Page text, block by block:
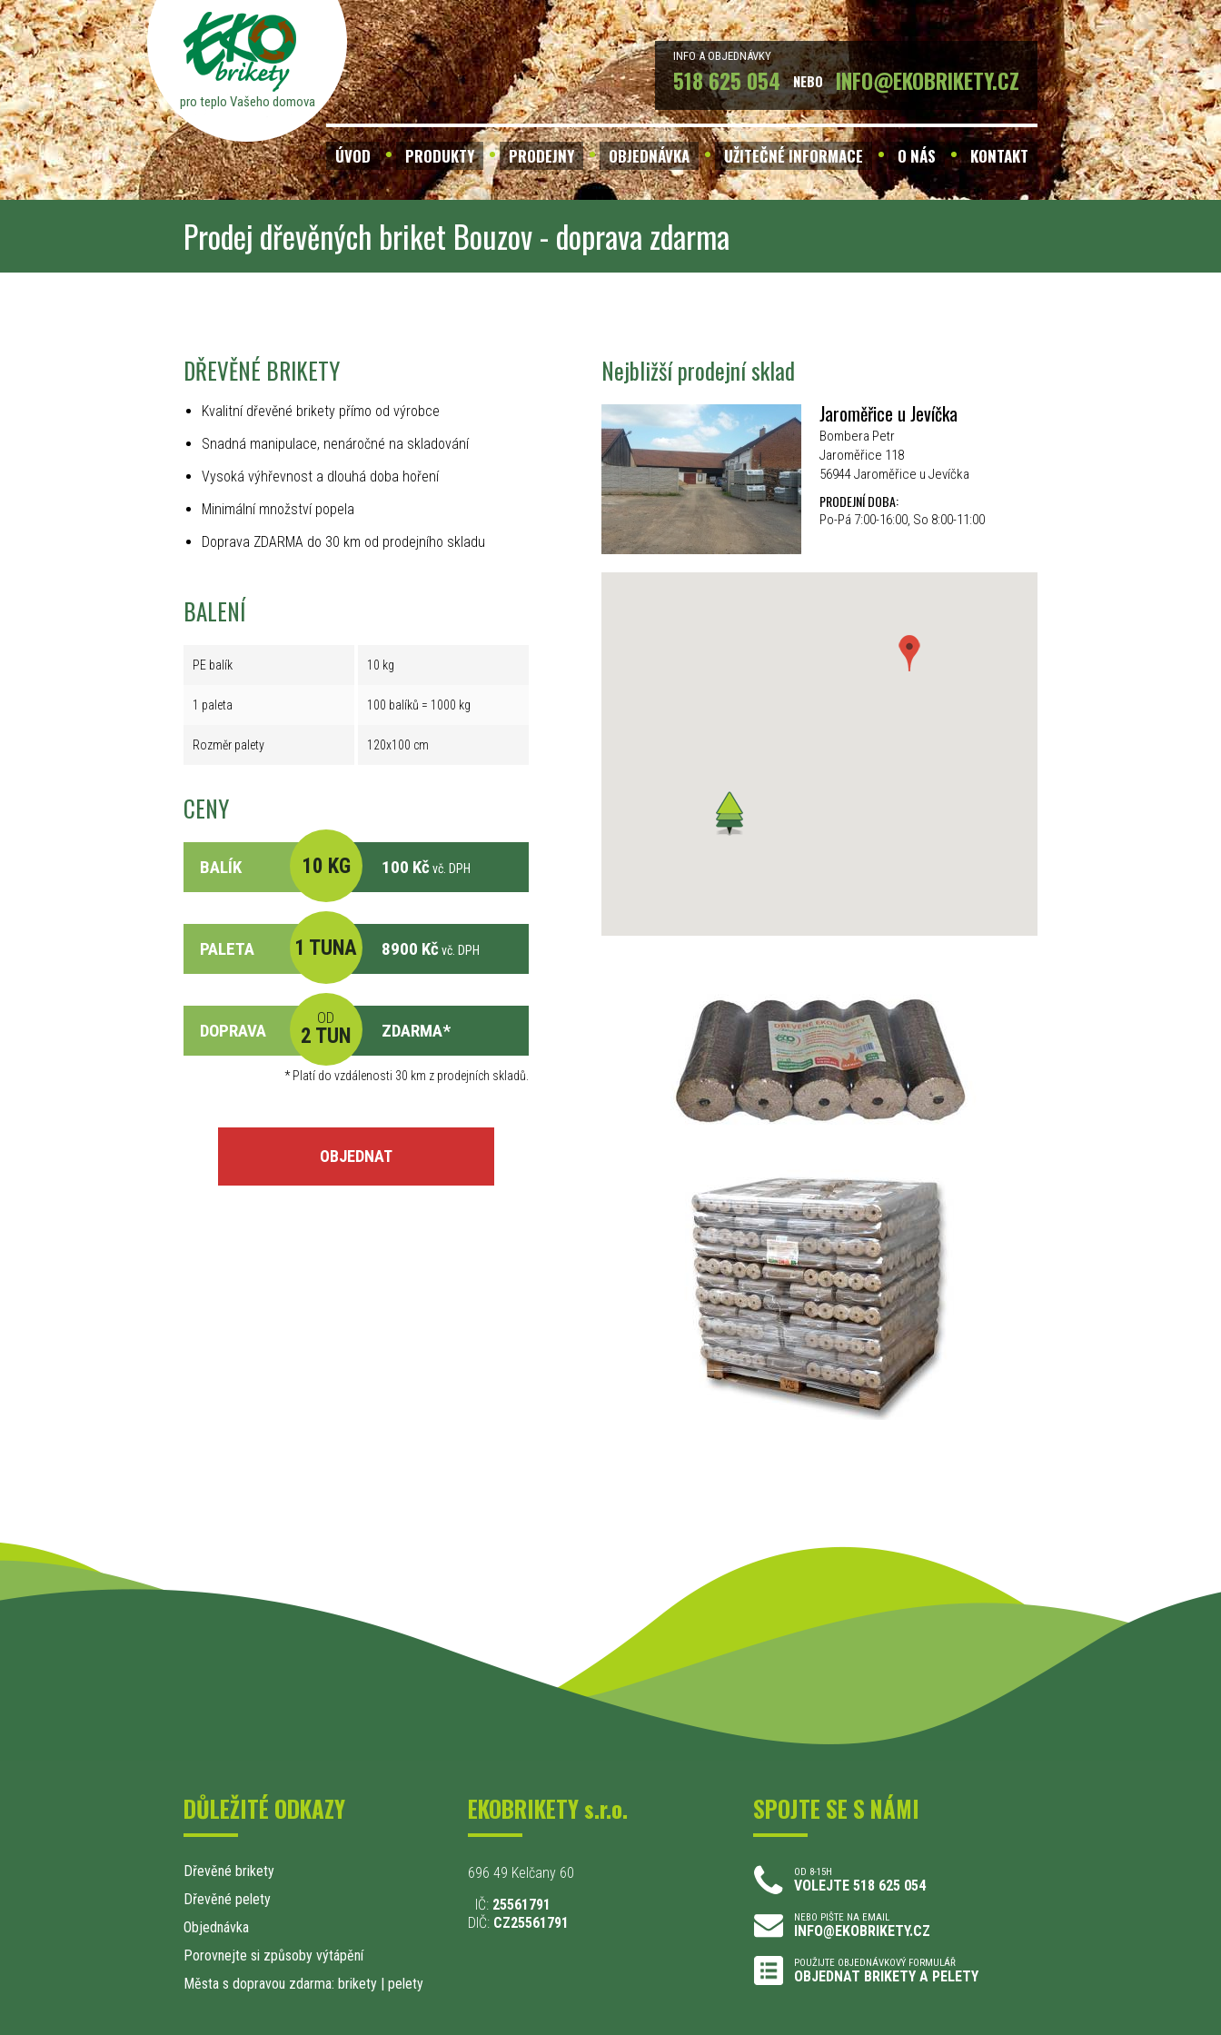
pro teplo Vašeho domova
INFO A OBJEDNÁVKY
518 625 054 NEBO INFO@EKOBRIKETY.CZ
ÚVOD PRODUKTY PRODEJNY OBJEDNÁVKA UŽITEČNÉ INFORMACE O NÁS KONTAKT
Prodej dřevěných briket Bouzov - doprava zdarma
DŘEVĚNÉ BRIKETY
Kvalitní dřevěné brikety přímo od výrobce
Snadná manipulace, nenáročné na skladování
Vysoká výhřevnost a dlouhá doba hoření
Minimální množství popela
Doprava ZDARMA do 30 km od prodejního skladu
BALENÍ
PE balík 10 kg
1 paleta 100 balíků = 1000 kg
Rozměr palety 120x100 cm
CENY
BALÍK 10 KG 100 Kč vč. DPH
PALETA 1 TUNA 8900 Kč vč. DPH
DOPRAVA
OD
2 TUN ZDARMA*
*Platí do vzdálenosti 30 km z prodejních skladů.
OBJEDNAT
Nejbližší prodejní sklad
Jaroměřice u Jevíčka
Bombera Petr
Jaroměřice 118
56944 Jaroměřice u Jevíčka
PRODEJNÍ DOBA:
Po-Pá 7:00-16:00, So 8:00-11:00
DŮLEŽITÉ ODKAZY
Dřevěné brikety
Dřevěné pelety
Objednávka
Porovnejte si způsoby výtápění
Města s dopravou zdarma: brikety | pelety
EKOBRIKETY s.r.o.
696 49 Kelčany 60
IČ: 25561791
DIČ: CZ25561791
SPOJTE SE S NÁMI
OD 8-15H
VOLEJTE 518 625 054
NEBO PIŠTE NA EMAIL
INFO@EKOBRIKETY.CZ
POUŽIJTE OBJEDNÁVKOVÝ FORMULÁŘ
OBJEDNAT BRIKETY A PELETY